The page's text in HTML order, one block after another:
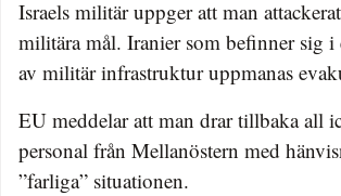
Israels militär uppger att man
militära mål. Iranier som befinner sig i
av militär infrastruktur uppmanas
EU meddelar att man drar tillbaka all
personal från Mellanöstern med
”farliga” situationen.